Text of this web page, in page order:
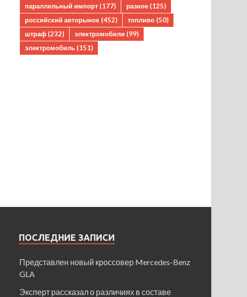
параллельный импорт (177) разное (125)
российский авторынок (452) топливо (50)
штраф (232) электромобили (99)
электромобиль (151)
ПОСЛЕДНИЕ ЗАПИСИ
Представлен новый кроссовер Mercedes-Benz
GLA
Эксперт рассказал о различиях в составе